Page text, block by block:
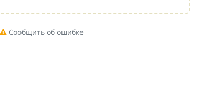
Сообщить об ошибке